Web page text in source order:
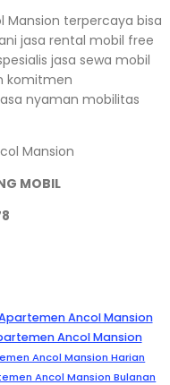
Mansion terpercaya bisa
jasa rental mobil free
jasa sewa mobil
komitmen
nyaman mobilitas
MOBIL
Ancol Mansion
Ancol Mansion
Ancol Mansion Harian
Ancol Mansion Bulanan